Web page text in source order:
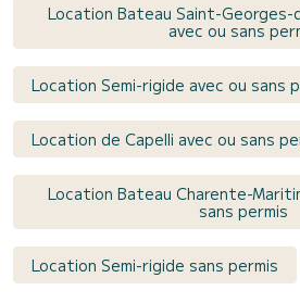
Location Bateau Saint-Georges-
avec ou sans
Location Semi-rigide avec ou sans
Location de Capelli avec ou sans
Location Bateau Charente-
sans permis
Location Semi-rigide sans permis